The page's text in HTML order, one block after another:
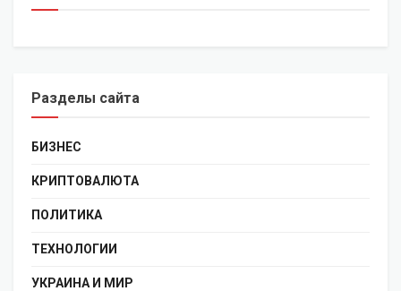
Разделы сайта
БИЗНЕС
КРИПТОВАЛЮТА
ПОЛИТИКА
ТЕХНОЛОГИИ
УКРАИНА И МИР